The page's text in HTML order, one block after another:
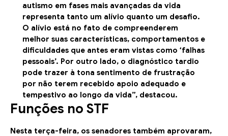
autismo em fases mais avançadas da vida
representa tanto um alívio quanto um desafio.
O alívio está no fato de compreenderem
melhor suas características, comportamentos e
dificuldades que antes eram vistas como ‘falhas
pessoais’. Por outro lado, o diagnóstico tardio
pode trazer à tona sentimento de frustração
por não terem recebido apoio adequado e
tempestivo ao longo da vida”, destacou.
Funções no STF
Nesta terça-feira, os senadores também aprovaram,